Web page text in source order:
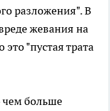
разложения". В
жевания на
это "пустая трата
больше